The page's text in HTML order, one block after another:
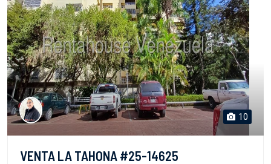
10
VENTA LA TAHONA #25-14625